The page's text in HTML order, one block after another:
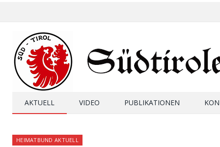
AKTUELL VIDEO PUBLIKATIONEN
HEIMATBUND AKTUELL